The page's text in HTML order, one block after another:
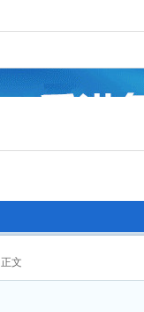
文